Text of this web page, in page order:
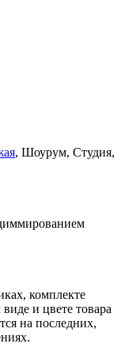
, Шоурум, Студия,
комплекте
и цвете товара
на последних,